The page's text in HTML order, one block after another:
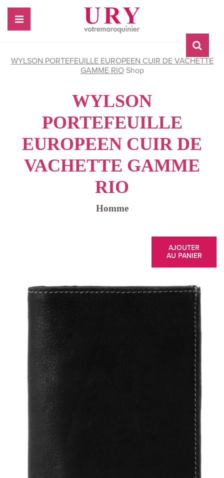
WYLSON PORTEFEUILLE EUROPEEN CUIR DE VACHETTE
GAMME RIO Shop
WYLSON
PORTEFEUILLE
EUROPEEN CUIR DE
VACHETTE GAMME
RIO
Homme
AJOUTER
AU PANIER